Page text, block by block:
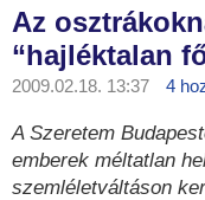
Az
“hajléktalan
2009.02.18. 13:37 4
A Szeretem
emberek méltatlan
szemléletváltáson